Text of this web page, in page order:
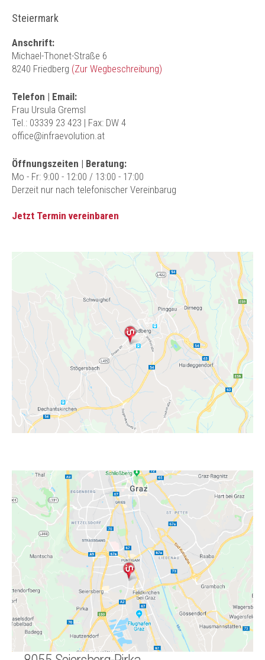
Steiermark
Anschrift:
Michael-Thonet-Straße 6
8240 Friedberg (Zur Wegbeschreibung)
Telefon | Email:
Frau Ursula Gremsl
Tel.: 03339 23 423 | Fax: DW 4
office@infraevolution.at
Öffnungszeiten | Beratung:
Mo - Fr: 9:00 - 12:00 / 13:00 - 17:00
Derzeit nur nach telefonischer Vereinbarug
Jetzt Termin vereinbaren